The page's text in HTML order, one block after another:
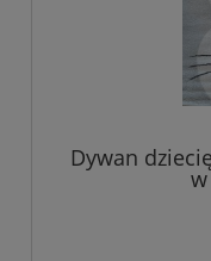
Dywan